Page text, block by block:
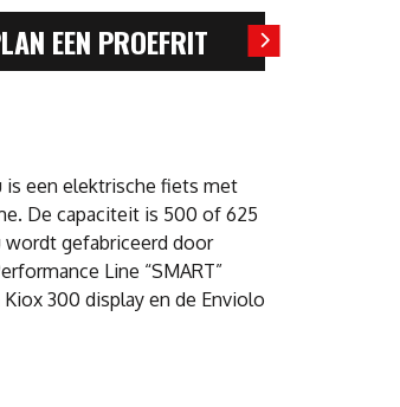
EEN PROEFRIT
is een elektrische fiets met
De capaciteit is 500 of 625
wordt gefabriceerd door
Line “SMART”
300 display en de Enviolo